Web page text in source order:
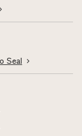
Seal